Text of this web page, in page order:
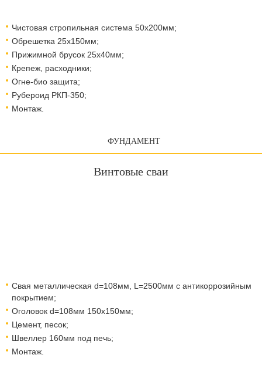
Чистовая стропильная система 50х200мм;
Обрешетка 25х150мм;
Прижимной брусок 25х40мм;
Крепеж, расходники;
Огне-био защита;
Рубероид РКП-350;
Монтаж.
ФУНДАМЕНТ
Винтовые сваи
Свая металлическая d=108мм, L=2500мм с антикоррозийным
покрытием;
Оголовок d=108мм 150x150мм;
Цемент, песок;
Швеллер 160мм под печь;
Монтаж.